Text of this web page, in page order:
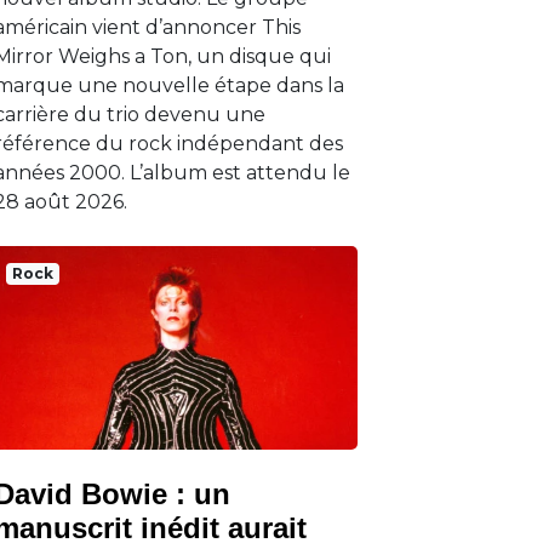
vient d’annoncer This
Weighs a Ton, un disque qui
une nouvelle étape dans la
du trio devenu une
du rock indépendant des
2000. L’album est attendu le
août 2026.
Rock
Bowie : un
inédit aurait